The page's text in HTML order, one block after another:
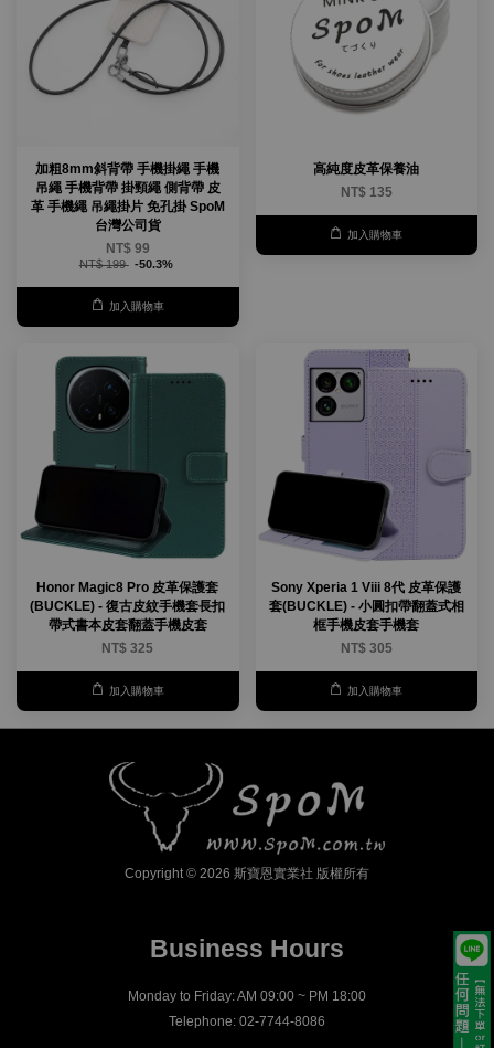
加粗8mm斜背帶 手機掛繩 手機
吊繩 手機背帶 掛頸繩 側背帶 皮
革 手機繩 吊繩掛片 免孔掛 SpoM
台灣公司貨
NT$ 99
NT$ 199 -50.3%
加入購物車
高純度皮革保養油
NT$ 135
加入購物車
Honor Magic8 Pro 皮革保護套
(BUCKLE) - 復古皮紋手機套長扣
帶式書本皮套翻蓋手機皮套
NT$ 325
加入購物車
Sony Xperia 1 Viii 8代 皮革保護
套(BUCKLE) - 小圓扣帶翻蓋式相
框手機皮套手機套
NT$ 305
加入購物車
Copyright © 2026 斯寶恩實業社 版權所有
Business Hours
Monday to Friday: AM 09:00 ~ PM 18:00
Telephone: 02-7744-8086